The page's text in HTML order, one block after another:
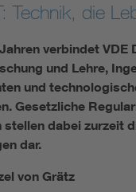
Technik, die
verbindet VDE
und Lehre,
und
Gesetzliche
stellen dabei zurzeit
dar.
von Grätz